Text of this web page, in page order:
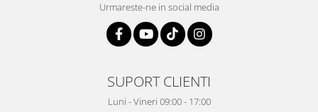
Televizoare & accesorii
Curatenie si intretinere
Urmareste-ne in social media
SUPORT CLIENTI
Luni - Vineri 09:00 - 17:00